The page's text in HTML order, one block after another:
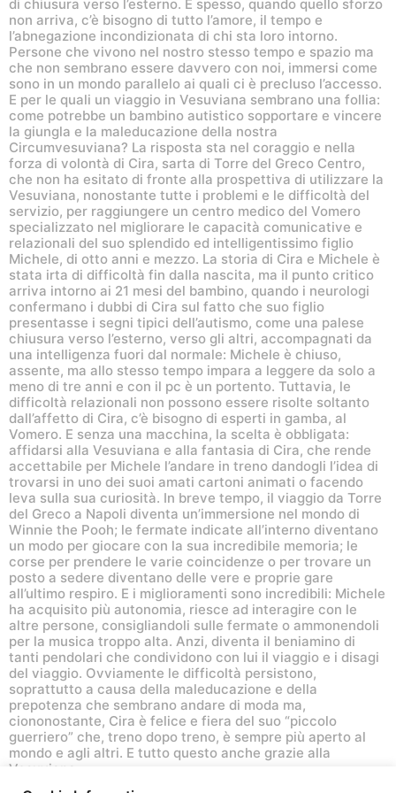
di chiusura verso l’esterno. E spesso, quando quello sforzo
non arriva, c’è bisogno di tutto l’amore, il tempo e
l’abnegazione incondizionata di chi sta loro intorno.
Persone che vivono nel nostro stesso tempo e spazio ma
che non sembrano essere davvero con noi, immersi come
sono in un mondo parallelo ai quali ci è precluso l’accesso.
E per le quali un viaggio in Vesuviana sembrano una follia:
come potrebbe un bambino autistico sopportare e vincere
la giungla e la maleducazione della nostra
Circumvesuviana? La risposta sta nel coraggio e nella
forza di volontà di Cira, sarta di Torre del Greco Centro,
che non ha esitato di fronte alla prospettiva di utilizzare la
Vesuviana, nonostante tutte i problemi e le difficoltà del
servizio, per raggiungere un centro medico del Vomero
specializzato nel migliorare le capacità comunicative e
relazionali del suo splendido ed intelligentissimo figlio
Michele, di otto anni e mezzo. La storia di Cira e Michele è
stata irta di difficoltà fin dalla nascita, ma il punto critico
arriva intorno ai 21 mesi del bambino, quando i neurologi
confermano i dubbi di Cira sul fatto che suo figlio
presentasse i segni tipici dell’autismo, come una palese
chiusura verso l’esterno, verso gli altri, accompagnati da
una intelligenza fuori dal normale: Michele è chiuso,
assente, ma allo stesso tempo impara a leggere da solo a
meno di tre anni e con il pc è un portento. Tuttavia, le
difficoltà relazionali non possono essere risolte soltanto
dall’affetto di Cira, c’è bisogno di esperti in gamba, al
Vomero. E senza una macchina, la scelta è obbligata:
affidarsi alla Vesuviana e alla fantasia di Cira, che rende
accettabile per Michele l’andare in treno dandogli l’idea di
trovarsi in uno dei suoi amati cartoni animati o facendo
leva sulla sua curiosità. In breve tempo, il viaggio da Torre
del Greco a Napoli diventa un’immersione nel mondo di
Winnie the Pooh; le fermate indicate all’interno diventano
un modo per giocare con la sua incredibile memoria; le
corse per prendere le varie coincidenze o per trovare un
posto a sedere diventano delle vere e proprie gare
all’ultimo respiro. E i miglioramenti sono incredibili: Michele
ha acquisito più autonomia, riesce ad interagire con le
altre persone, consigliandoli sulle fermate o ammonendoli
per la musica troppo alta. Anzi, diventa il beniamino di
tanti pendolari che condividono con lui il viaggio e i disagi
del viaggio. Ovviamente le difficoltà persistono,
soprattutto a causa della maleducazione e della
prepotenza che sembrano andare di moda ma,
ciononostante, Cira è felice e fiera del suo “piccolo
guerriero” che, treno dopo treno, è sempre più aperto al
mondo e agli altri. E tutto questo anche grazie alla
Vesuviana.